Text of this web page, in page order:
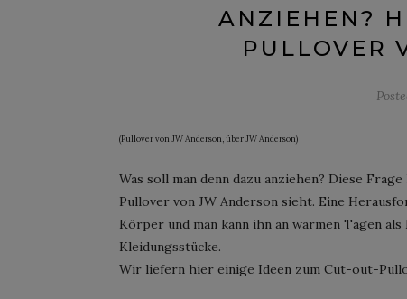
ANZIEHEN?
PULLOVER
(Pullover von JW Anderson, über JW Anderson)
Was soll man denn dazu anziehen? Diese
Pullover von JW Anderson sieht. Eine
Körper und man kann ihn an warmen Tagen
Kleidungsstücke.
Wir liefern hier einige Ideen zum Cut-out-